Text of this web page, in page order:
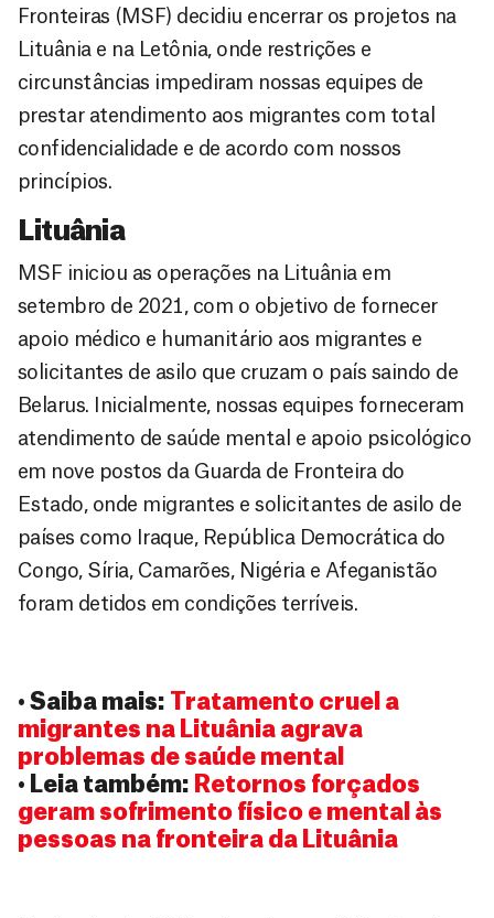
Fronteiras (MSF) decidiu encerrar os projetos na
Lituânia e na Letônia, onde restrições e
circunstâncias impediram nossas equipes de
prestar atendimento aos migrantes com total
confidencialidade e de acordo com nossos
princípios.
Lituânia
MSF iniciou as operações na Lituânia em
setembro de 2021, com o objetivo de fornecer
apoio médico e humanitário aos migrantes e
solicitantes de asilo que cruzam o país saindo de
Belarus. Inicialmente, nossas equipes forneceram
atendimento de saúde mental e apoio psicológico
em nove postos da Guarda de Fronteira do
Estado, onde migrantes e solicitantes de asilo de
países como Iraque, República Democrática do
Congo, Síria, Camarões, Nigéria e Afeganistão
foram detidos em condições terríveis.
• Saiba mais: Tratamento cruel a
migrantes na Lituânia agrava
problemas de saúde mental
• Leia também: Retornos forçados
geram sofrimento físico e mental às
pessoas na fronteira da Lituânia